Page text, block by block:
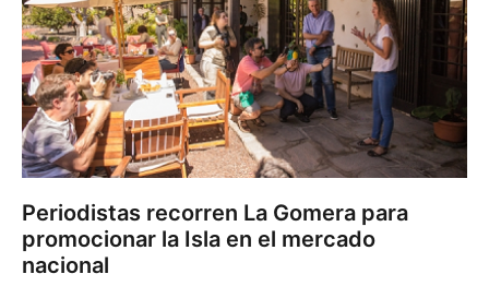
Periodistas recorren La Gomera para
promocionar la Isla en el mercado
nacional